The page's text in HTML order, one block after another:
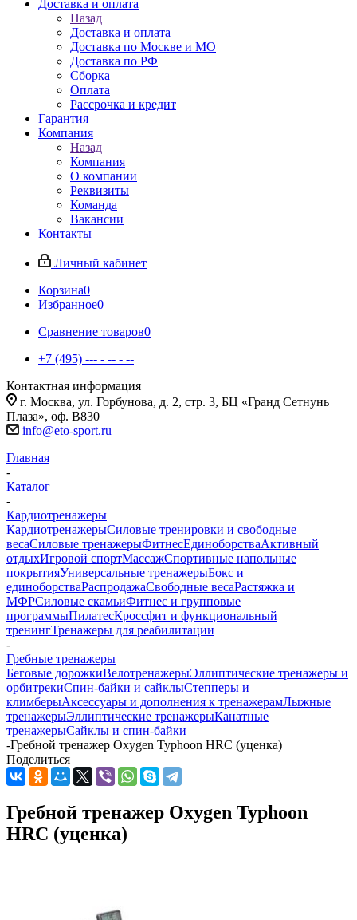
Доставка и оплата
Назад
Доставка и оплата
Доставка по Москве и МО
Доставка по РФ
Сборка
Оплата
Рассрочка и кредит
Гарантия
Компания
Назад
Компания
О компании
Реквизиты
Команда
Вакансии
Контакты
Личный кабинет
Корзина0
Избранное0
Сравнение товаров0
+7 (495) --- - -- - --
Контактная информация
г. Москва, ул. Горбунова, д. 2, стр. 3, БЦ «Гранд Сетнунь
Плаза», оф. В830
info@eto-sport.ru
Главная
-
Каталог
-
Кардиотренажеры
КардиотренажерыСиловые тренировки и свободные
весаСиловые тренажерыФитнесЕдиноборстваАктивный
отдыхИгровой спортМассажСпортивные напольные
покрытияУниверсальные тренажерыБокс и
единоборстваРаспродажаСвободные весаРастяжка и
МФРСиловые скамьиФитнес и групповые
программыПилатесКроссфит и функциональный
тренингТренажеры для реабилитации
-
Гребные тренажеры
Беговые дорожкиВелотренажерыЭллиптические тренажеры и
орбитрекиСпин-байки и сайклыСтепперы и
климберыАксессуары и дополнения к тренажерамЛыжные
тренажерыЭллиптические тренажерыКанатные
тренажерыСайклы и спин-байки
-Гребной тренажер Oxygen Typhoon HRC (уценка)
Поделиться
Гребной тренажер Oxygen Typhoon
HRC (уценка)